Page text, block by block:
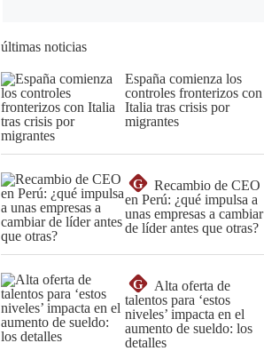
últimas noticias
España comienza los
controles fronterizos con
Italia tras crisis por
migrantes
G
Recambio de CEO
en Perú: ¿qué impulsa a
unas empresas a cambiar
de líder antes que otras?
G
Alta oferta de
talentos para ‘estos
niveles’ impacta en el
aumento de sueldo: los
detalles